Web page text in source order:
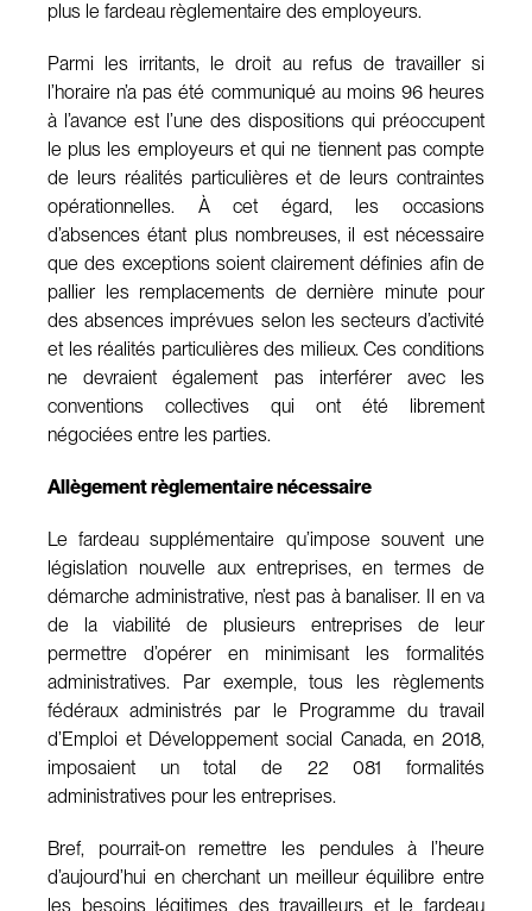
plus le fardeau règlementaire des employeurs.
Parmi les irritants, le droit au refus de travailler si
l’horaire n’a pas été communiqué au moins 96 heures
à l’avance est l’une des dispositions qui préoccupent
le plus les employeurs et qui ne tiennent pas compte
de leurs réalités particulières et de leurs contraintes
opérationnelles. À cet égard, les occasions
d’absences étant plus nombreuses, il est nécessaire
que des exceptions soient clairement définies afin de
pallier les remplacements de dernière minute pour
des absences imprévues selon les secteurs d’activité
et les réalités particulières des milieux. Ces conditions
ne devraient également pas interférer avec les
conventions collectives qui ont été librement
négociées entre les parties.
Allègement règlementaire nécessaire
Le fardeau supplémentaire qu’impose souvent une
législation nouvelle aux entreprises, en termes de
démarche administrative, n’est pas à banaliser. Il en va
de la viabilité de plusieurs entreprises de leur
permettre d’opérer en minimisant les formalités
administratives. Par exemple, tous les règlements
fédéraux administrés par le Programme du travail
d’Emploi et Développement social Canada, en 2018,
imposaient un total de 22 081 formalités
administratives pour les entreprises.
Bref, pourrait-on remettre les pendules à l’heure
d’aujourd’hui en cherchant un meilleur équilibre entre
les besoins légitimes des travailleurs et le fardeau